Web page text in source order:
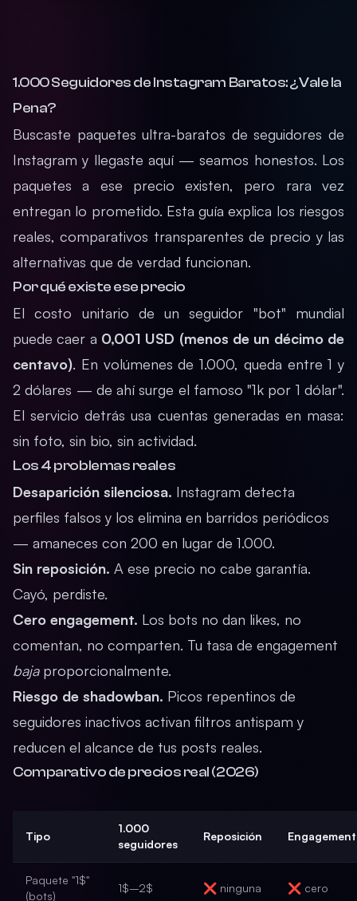
1.000 Seguidores de Instagram Baratos: ¿Vale la
Pena?
Buscaste paquetes ultra-baratos de seguidores de
Instagram y llegaste aquí — seamos honestos. Los
paquetes a ese precio existen, pero rara vez
entregan lo prometido. Esta guía explica los riesgos
reales, comparativos transparentes de precio y las
alternativas que de verdad funcionan.
Por qué existe ese precio
El costo unitario de un seguidor "bot" mundial
puede caer a 0,001 USD (menos de un décimo de
centavo). En volúmenes de 1.000, queda entre 1 y
2 dólares — de ahí surge el famoso "1k por 1 dólar".
El servicio detrás usa cuentas generadas en masa:
sin foto, sin bio, sin actividad.
Los 4 problemas reales
Desaparición silenciosa. Instagram detecta
perfiles falsos y los elimina en barridos periódicos
— amaneces con 200 en lugar de 1.000.
Sin reposición. A ese precio no cabe garantía.
Cayó, perdiste.
Cero engagement. Los bots no dan likes, no
comentan, no comparten. Tu tasa de engagement
bajaproporcionalmente.
Riesgo de shadowban. Picos repentinos de
seguidores inactivos activan filtros antispam y
reducen el alcance de tus posts reales.
Comparativo de precios real (2026)
Tipo
1.000
seguidores
Reposición Engagement
Paquete "1$"
(bots)
1$–2$ ❌ ninguna ❌ cero